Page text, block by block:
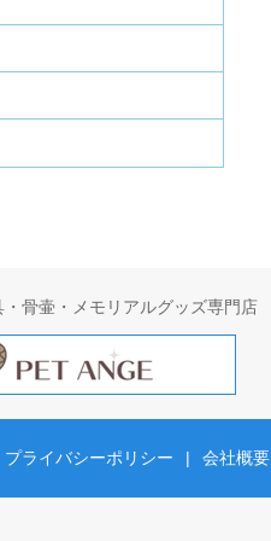
骨壷・メモリアルグッズ専門店
プライバシーポリシー | 会社概要